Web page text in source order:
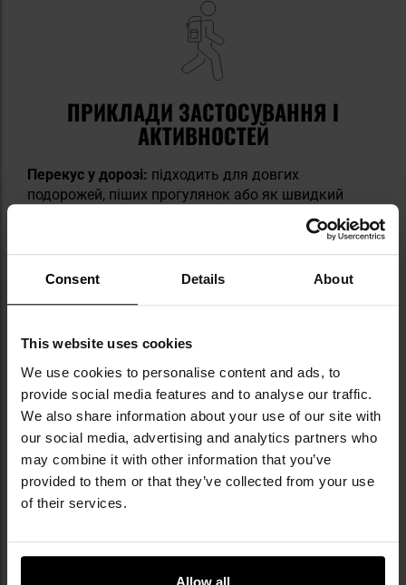
Consent Details About
This website uses cookies
We use cookies to personalise content and ads, to
provide social media features and to analyse our traffic.
We also share information about your use of our site with
our social media, advertising and analytics partners who
may combine it with other information that you’ve
provided to them or that they’ve collected from your use
of their services.
Allow all
ПРИКЛАДИ ЗАСТОСУВАННЯ І
АКТИВНОСТЕЙ
Перекус у дорозі: підходить для довгих
подорожей, піших прогулянок або як швидкий
Енергетичний прийом їжі після тренування:добре
підходить для поповнення білка після інтенсивних
легкозасвоюваний варіант харчування на
кемпінгах та в польових умовах